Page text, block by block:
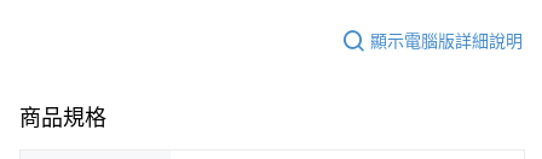
顯示電腦版詳細說明
商品規格